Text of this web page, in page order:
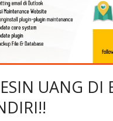
UANG DI